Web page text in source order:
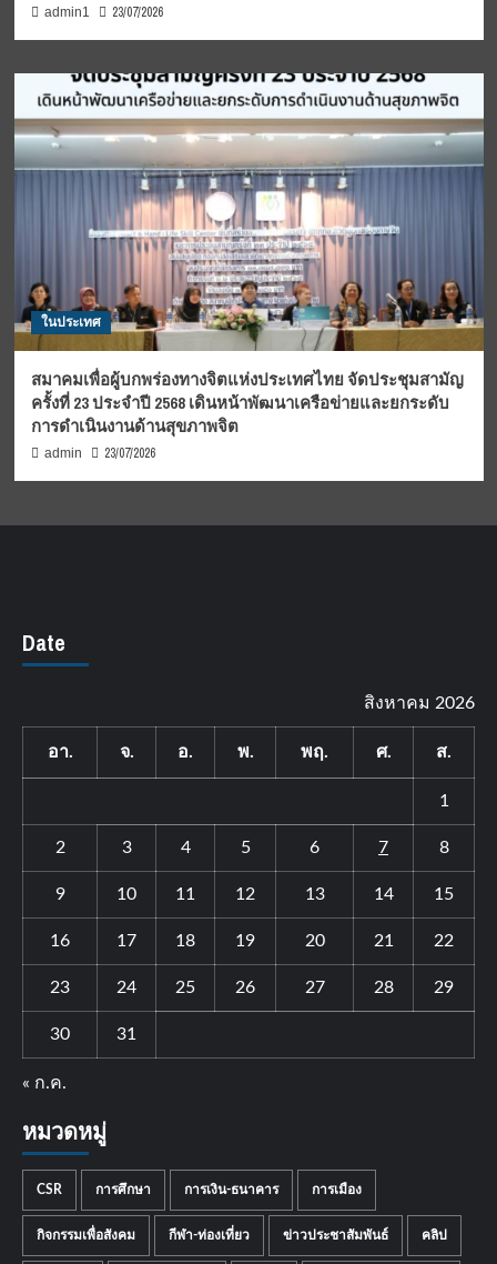
admin1 23/07/2026
ในประเทศ
สมาคมเพื่อผู้บกพร่องทางจิตแห่งประเทศไทย จัดประชุมสามัญ
ครั้งที่ 23 ประจำปี 2568 เดินหน้าพัฒนาเครือข่ายและยกระดับ
การดำเนินงานด้านสุขภาพจิต
admin 23/07/2026
Date
สิงหาคม 2026
อา. จ. อ. พ. พฤ. ศ. ส.
1
2 3 4 5 6 7 8
9 10 11 12 13 14 15
16 17 18 19 20 21 22
23 24 25 26 27 28 29
30 31
« ก.ค.
หมวดหมู่
CSR การศึกษา การเงิน-ธนาคาร การเมือง
กิจกรรมเพื่อสังคม กีฬา-ท่องเที่ยว ข่าวประชาสัมพันธ์ คลิป